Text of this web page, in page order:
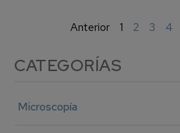
CATEGORÍAS
Microscopía
Anterior 1 2 3 4